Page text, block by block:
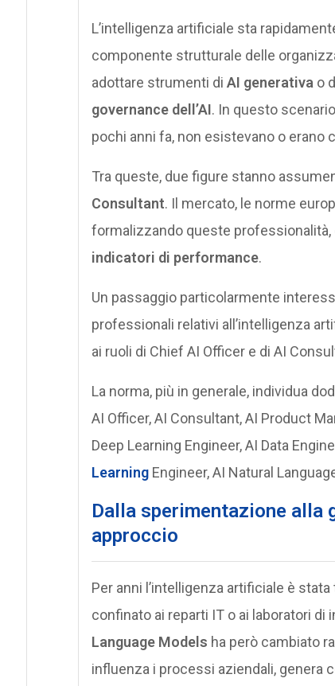
L’intelligenza artificiale sta
componente strutturale delle
adottare strumenti di AI generativa o
governance dell’AI. In questo
pochi anni fa, non esistevano o
Tra queste, due figure stanno
Consultant. Il mercato, le norme
formalizzando queste
indicatori di performance.
Un passaggio particolarmente
professionali relativi all’intelligenza
ai ruoli di Chief AI Officer e di AI
La norma, più in generale, individua
AI Officer, AI Consultant, AI Product
Deep Learning Engineer, AI Data
LearningEngineer, AI Natural
Dalla sperimentazione alla
approccio
Per anni l’intelligenza artificiale è
confinato ai reparti IT o ai laboratori di
Language Models ha però cambiato
influenza i processi aziendali, genera